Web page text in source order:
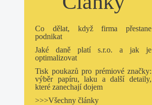
Co dělat, když firma přestane
podnikat
Jaké daně platí s.r.o. a jak je
optimalizovat
Tisk poukazů pro prémiové značky:
výběr papíru, laku a další detaily,
které zanechají dojem
>>>Všechny články